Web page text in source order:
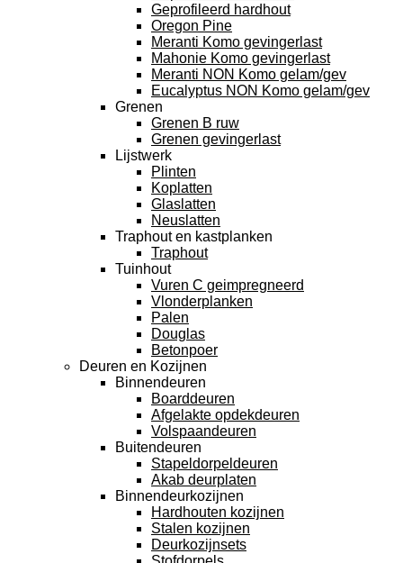
Geprofileerd hardhout
Oregon Pine
Meranti Komo gevingerlast
Mahonie Komo gevingerlast
Meranti NON Komo gelam/gev
Eucalyptus NON Komo gelam/gev
Grenen
Grenen B ruw
Grenen gevingerlast
Lijstwerk
Plinten
Koplatten
Glaslatten
Neuslatten
Traphout en kastplanken
Traphout
Tuinhout
Vuren C geimpregneerd
Vlonderplanken
Palen
Douglas
Betonpoer
Deuren en Kozijnen
Binnendeuren
Boarddeuren
Afgelakte opdekdeuren
Volspaandeuren
Buitendeuren
Stapeldorpeldeuren
Akab deurplaten
Binnendeurkozijnen
Hardhouten kozijnen
Stalen kozijnen
Deurkozijnsets